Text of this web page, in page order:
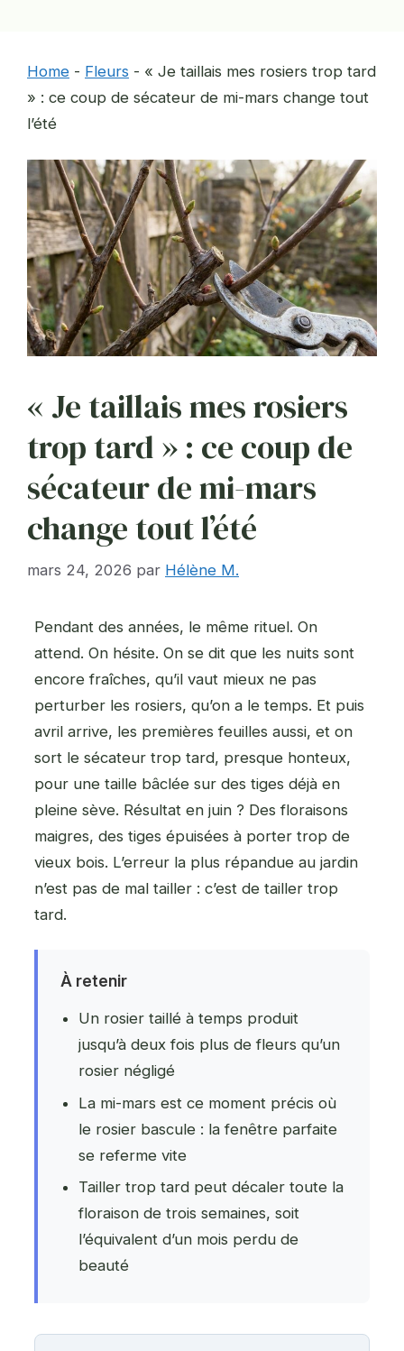
Home - Fleurs - « Je taillais mes rosiers trop tard
» : ce coup de sécateur de mi-mars change tout
l’été
« Je taillais mes rosiers
trop tard » : ce coup de
sécateur de mi-mars
change tout l’été
mars 24, 2026 par Hélène M.
Pendant des années, le même rituel. On
attend. On hésite. On se dit que les nuits sont
encore fraîches, qu’il vaut mieux ne pas
perturber les rosiers, qu’on a le temps. Et puis
avril arrive, les premières feuilles aussi, et on
sort le sécateur trop tard, presque honteux,
pour une taille bâclée sur des tiges déjà en
pleine sève. Résultat en juin ? Des floraisons
maigres, des tiges épuisées à porter trop de
vieux bois. L’erreur la plus répandue au jardin
n’est pas de mal tailler : c’est de tailler trop
tard.
À retenir
Un rosier taillé à temps produit
jusqu’à deux fois plus de fleurs qu’un
rosier négligé
La mi-mars est ce moment précis où
le rosier bascule : la fenêtre parfaite
se referme vite
Tailler trop tard peut décaler toute la
floraison de trois semaines, soit
l’équivalent d’un mois perdu de
beauté